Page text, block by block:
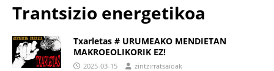
Trantsizio energetikoa
Txarletas # URUMEAKO MENDIETAN
MAKROEOLIKORIK EZ!
2025-03-15 zintzirratsaioak